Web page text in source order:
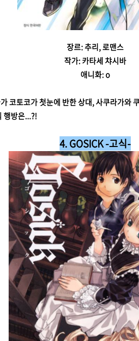
장르: 추리, 로맨스
작가: 카타세 챠시바
애니화: o
코토코가 첫눈에 반한 상대, 사쿠라가와
행방은...?!
4. GOSICK -고식-